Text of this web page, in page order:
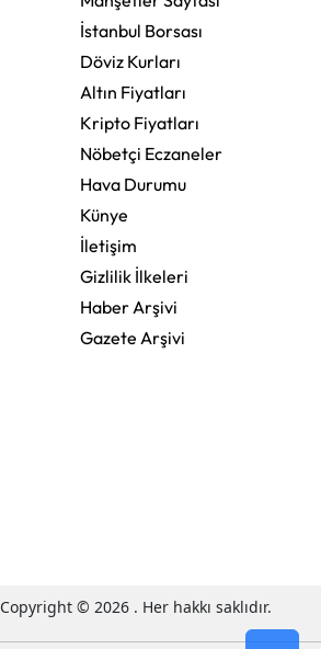
İstanbul Borsası
Döviz Kurları
Altın Fiyatları
Kripto Fiyatları
Nöbetçi Eczaneler
Hava Durumu
Künye
İletişim
Gizlilik İlkeleri
Haber Arşivi
Gazete Arşivi
Copyright © 2026 . Her hakkı saklıdır.